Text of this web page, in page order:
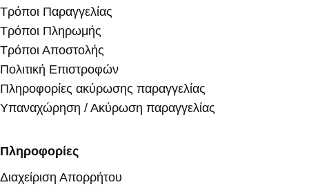
Τρόποι Παραγγελίας
Τρόποι Πληρωμής
Τρόποι Αποστολής
Πολιτική Επιστροφών
Πληροφορίες ακύρωσης παραγγελίας
Υπαναχώρηση / Ακύρωση παραγγελίας
Πληροφορίες
Διαχείριση Απορρήτου